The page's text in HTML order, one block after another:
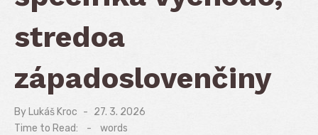
stredoa
západoslovenčiny
By Lukáš Kroc
Posted
on
27. 3. 2026
Time to Read:
- words